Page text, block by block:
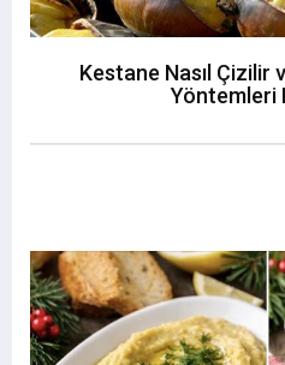
Kestane Nasıl Çizilir
Yöntemleri